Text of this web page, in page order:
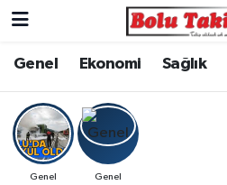
Genel Ekonomi Sağlık
Genel Genel